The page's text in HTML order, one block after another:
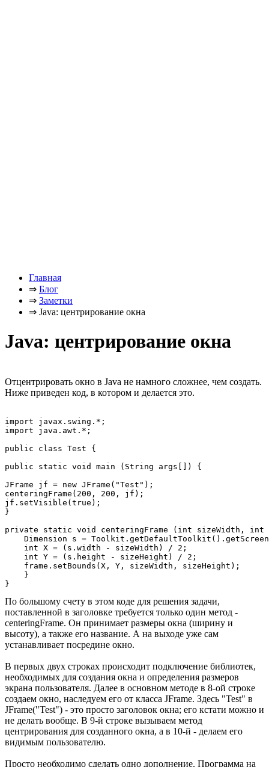
Главная
⇒ Блог
⇒ Заметки
⇒ Java: центрирование окна
Java: центрирование окна
Отцентрировать окно в Java не намного сложнее, чем создать.
Ниже приведен код, в котором и делается это.
import javax.swing.*;
import java.awt.*;
public class Test {
public static void main (String args[]) {
JFrame jf = new JFrame("Test");
centeringFrame(200, 200, jf);
jf.setVisible(true);
}
private static void centeringFrame (int sizeWidth, int
Dimension s =
    int X = (s.width - sizeWidth) / 2;
    int Y = (s.height - sizeHeight) / 2;
    frame.setBounds(X, Y, sizeWidth, sizeHeight);
    }
По большому счету в этом коде для решения задачи,
поставленной в заголовке требуется только один метод -
centeringFrame. Он принимает размеры окна (ширину и
высоту), а также его название. А на выходе уже сам
устанавливает посредине окно.
В первых двух строках происходит подключение библиотек,
необходимых для создания окна и определения размеров
экрана пользователя. Далее в основном методе в 8-ой строке
создаем окно, наследуем его от класса JFrame. Здесь "Test" в
JFrame("Test") - это просто заголовок окна; его кстати можно и
не делать вообще. В 9-й строке вызываем метод
центрирования для созданного окна, а в 10-й - делаем его
видимым пользователю.
Просто необходимо сделать одно дополнение. Программа на